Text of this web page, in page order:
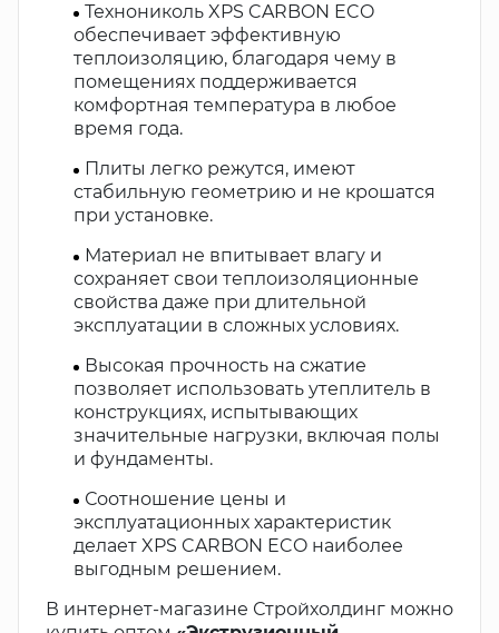
Технониколь XPS CARBON ECO
обеспечивает эффективную
теплоизоляцию, благодаря чему в
помещениях поддерживается
комфортная температура в любое
время года.
Плиты легко режутся, имеют
стабильную геометрию и не крошатся
при установке.
Материал не впитывает влагу и
сохраняет свои теплоизоляционные
свойства даже при длительной
эксплуатации в сложных условиях.
Высокая прочность на сжатие
позволяет использовать утеплитель в
конструкциях, испытывающих
значительные нагрузки, включая полы
и фундаменты.
Соотношение цены и
эксплуатационных характеристик
делает XPS CARBON ECO наиболее
выгодным решением.
В интернет-магазине Стройхолдинг можно